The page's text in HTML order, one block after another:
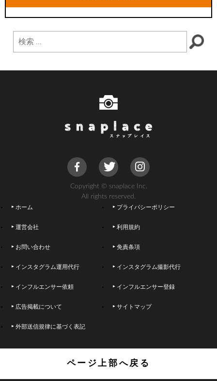
Copyright © snaplace Inc.
All rights reserved.
ホーム プライバシーポリシー
運営会社 利用規約
お問い合わせ 免責条項
インスタグラム運用代行 インスタグラム撮影代行
インフルエンサー依頼 インフルエンサー登録
広告掲載について サイトマップ
外部送信規律に基づく表記
ページ上部へ戻る